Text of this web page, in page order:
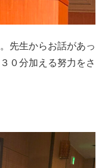
先生からお話があっ
０分加える努力をさ